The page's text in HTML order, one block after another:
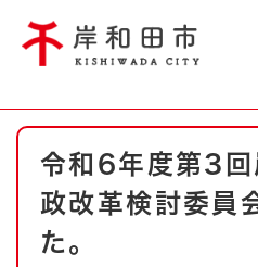
やさしい日本語
文字サイズ
防災・緊急情報
ハザードマップ
本
令和6年度第3回
政改革検討委員
た。